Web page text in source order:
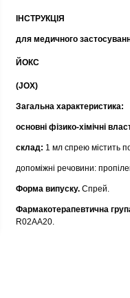
ІНСТРУКЦІЯ
для медичного
ЙОКС
(JOX)
Загальна характеристика:
основні фізико-хімічні
склад: 1 мл спрею містить
допоміжні речовини:
Форма випуску. Спрей.
Фармакотерапевтична
R02AA20.